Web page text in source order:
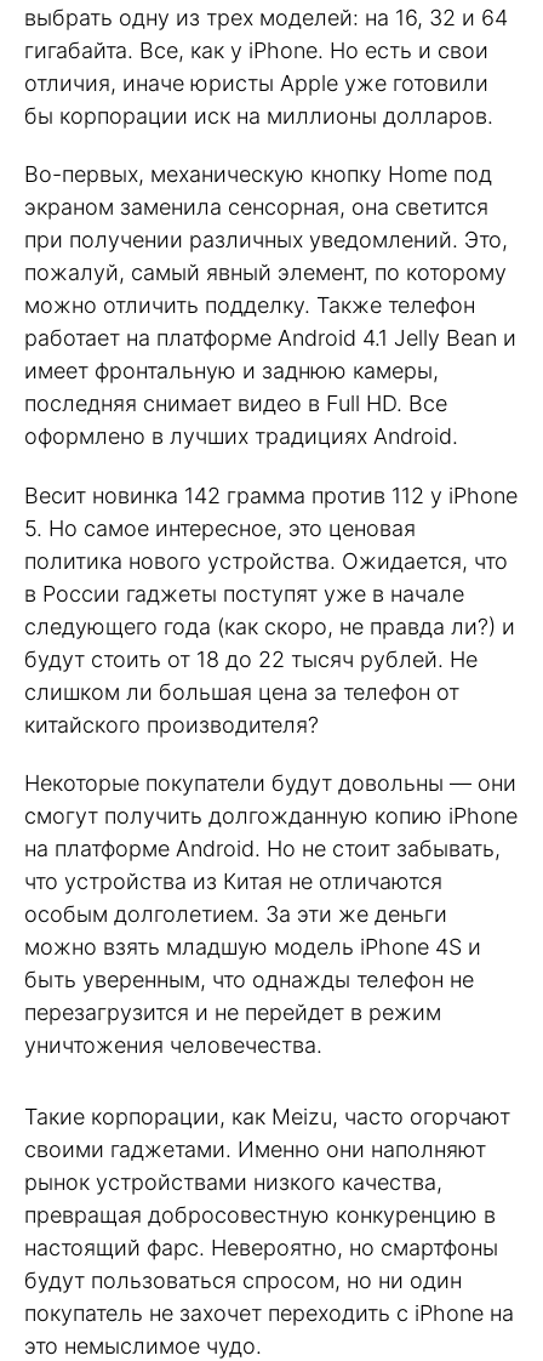
выбрать одну из трех моделей: на 16, 32 и 64
гигабайта. Все, как у iPhone. Но есть и свои
отличия, иначе юристы Apple уже готовили
бы корпорации иск на миллионы долларов.
Во-первых, механическую кнопку Home под
экраном заменила сенсорная, она светится
при получении различных уведомлений. Это,
пожалуй, самый явный элемент, по которому
можно отличить подделку. Также телефон
работает на платформе Android 4.1 Jelly Bean и
имеет фронтальную и заднюю камеры,
последняя снимает видео в Full HD. Все
оформлено в лучших традициях Android.
Весит новинка 142 грамма против 112 у iPhone
5. Но самое интересное, это ценовая
политика нового устройства. Ожидается, что
в России гаджеты поступят уже в начале
следующего года (как скоро, не правда ли?) и
будут стоить от 18 до 22 тысяч рублей. Не
слишком ли большая цена за телефон от
китайского производителя?
Некоторые покупатели будут довольны — они
смогут получить долгожданную копию iPhone
на платформе Android. Но не стоит забывать,
что устройства из Китая не отличаются
особым долголетием. За эти же деньги
можно взять младшую модель iPhone 4S и
быть уверенным, что однажды телефон не
перезагрузится и не перейдет в режим
уничтожения человечества.
Такие корпорации, как Meizu, часто огорчают
своими гаджетами. Именно они наполняют
рынок устройствами низкого качества,
превращая добросовестную конкуренцию в
настоящий фарс. Невероятно, но смартфоны
будут пользоваться спросом, но ни один
покупатель не захочет переходить с iPhone на
это немыслимое чудо.